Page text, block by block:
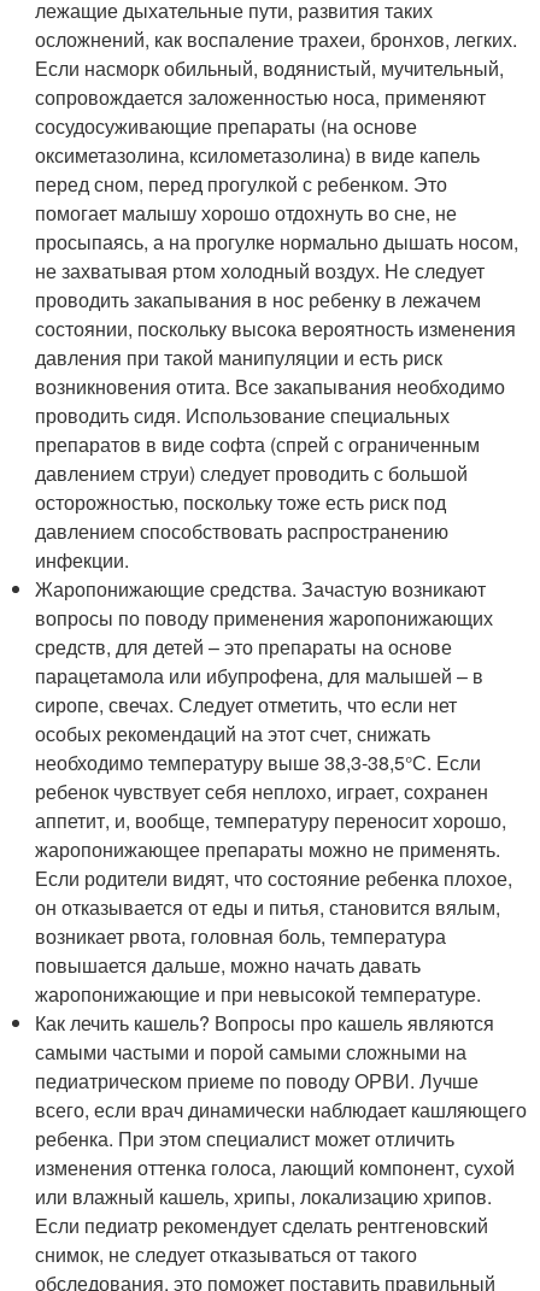
лежащие дыхательные пути, развития таких
осложнений, как воспаление трахеи, бронхов, легких.
Если насморк обильный, водянистый, мучительный,
сопровождается заложенностью носа, применяют
сосудосуживающие препараты (на основе
оксиметазолина, ксилометазолина) в виде капель
перед сном, перед прогулкой с ребенком. Это
помогает малышу хорошо отдохнуть во сне, не
просыпаясь, а на прогулке нормально дышать носом,
не захватывая ртом холодный воздух. Не следует
проводить закапывания в нос ребенку в лежачем
состоянии, поскольку высока вероятность изменения
давления при такой манипуляции и есть риск
возникновения отита. Все закапывания необходимо
проводить сидя. Использование специальных
препаратов в виде софта (спрей с ограниченным
давлением струи) следует проводить с большой
осторожностью, поскольку тоже есть риск под
давлением способствовать распространению
инфекции.
Жаропонижающие средства. Зачастую возникают
вопросы по поводу применения жаропонижающих
средств, для детей – это препараты на основе
парацетамола или ибупрофена, для малышей – в
сиропе, свечах. Следует отметить, что если нет
особых рекомендаций на этот счет, снижать
необходимо температуру выше 38,3-38,5°С. Если
ребенок чувствует себя неплохо, играет, сохранен
аппетит, и, вообще, температуру переносит хорошо,
жаропонижающее препараты можно не применять.
Если родители видят, что состояние ребенка плохое,
он отказывается от еды и питья, становится вялым,
возникает рвота, головная боль, температура
повышается дальше, можно начать давать
жаропонижающие и при невысокой температуре.
Как лечить кашель? Вопросы про кашель являются
самыми частыми и порой самыми сложными на
педиатрическом приеме по поводу ОРВИ. Лучше
всего, если врач динамически наблюдает кашляющего
ребенка. При этом специалист может отличить
изменения оттенка голоса, лающий компонент, сухой
или влажный кашель, хрипы, локализацию хрипов.
Если педиатр рекомендует сделать рентгеновский
снимок, не следует отказываться от такого
обследования, это поможет поставить правильный